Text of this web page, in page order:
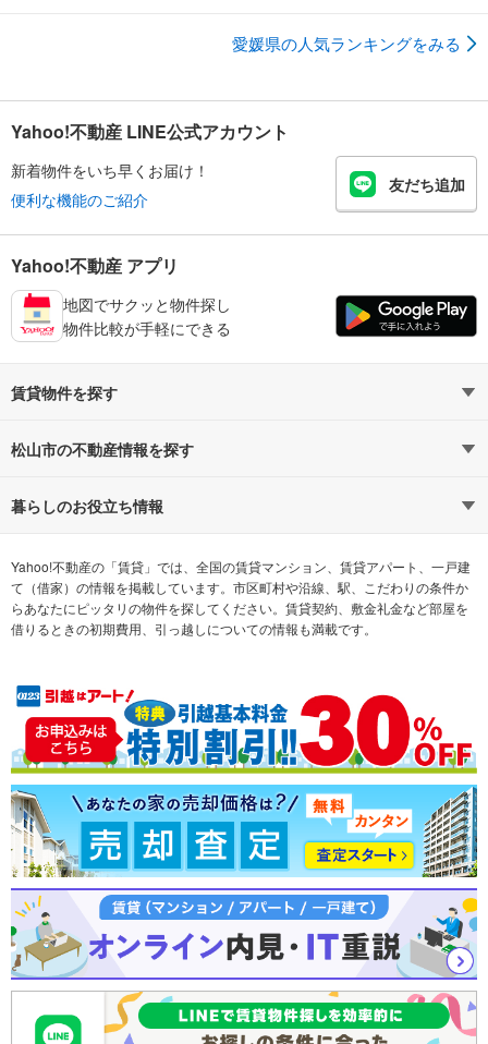
愛媛県の人気ランキングをみる
Yahoo!不動産 LINE公式アカウント
新着物件をいち早くお届け！
便利な機能のご紹介
友だち追加
Yahoo!不動産 アプリ
地図でサクッと物件探し
物件比較が手軽にできる
賃貸物件を探す
路線・駅から探す
通勤時間から探す
不動産会社から探す 希望の条件から探す
テーマから探す ランキングから探す
松山市の不動産情報を探す
不動産・住宅
新築マンション 中古マンション
新築一戸建て 中古一戸建て
売却査定
暮らしのお役立ち情報
マンションカタログ 教えて！住まいの先生
Yahoo!不動産の「賃貸」では、全国の賃貸マンション、賃貸アパート、一戸建
て（借家）の情報を掲載しています。市区町村や沿線、駅、こだわりの条件か
らあなたにピッタリの物件を探してください。賃貸契約、敷金礼金など部屋を
借りるときの初期費用、引っ越しについての情報も満載です。